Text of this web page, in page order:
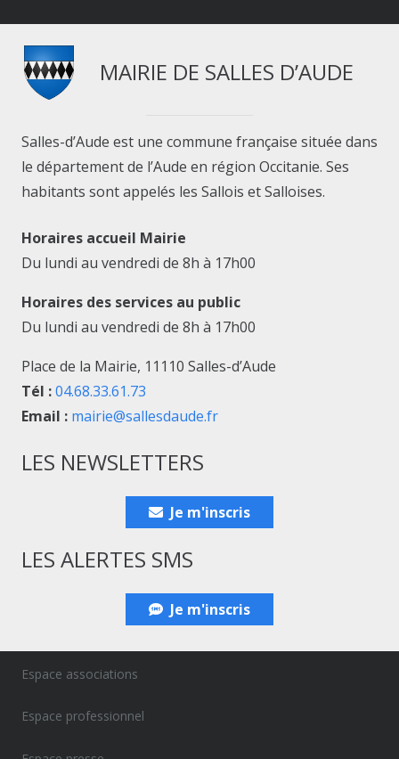
MAIRIE DE SALLES D’AUDE
Salles-d’Aude est une commune française située dans
le département de l’Aude en région Occitanie. Ses
habitants sont appelés les Sallois et Salloises.
Horaires accueil Mairie
Du lundi au vendredi de 8h à 17h00
Horaires des services au public
Du lundi au vendredi de 8h à 17h00
Place de la Mairie, 11110 Salles-d’Aude
Tél :04.68.33.61.73
Email : mairie@sallesdaude.fr
LES NEWSLETTERS
Je m'inscris
LES ALERTES SMS
Je m'inscris
Espace associations
Espace professionnel